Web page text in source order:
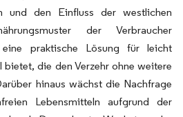
und den Einfluss der westlichen
der Verbraucher
praktische Lösung für leicht
bietet, die den Verzehr ohne weitere
hinaus wächst die Nachfrage
Lebensmitteln aufgrund der